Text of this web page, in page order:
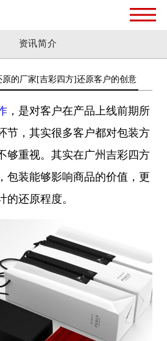
资讯简介
的厂家[吉彩四方]还原客户的创意
，是对客户在产品上线前期所
节，其实很多客户都对包装方
够重视。其实在广州吉彩四方
包装能够影响商品的价值，更
的还原程度。